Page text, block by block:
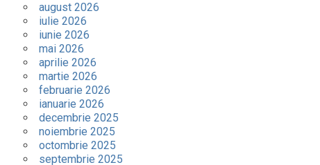
august 2026
iulie 2026
iunie 2026
mai 2026
aprilie 2026
martie 2026
februarie 2026
ianuarie 2026
decembrie 2025
noiembrie 2025
octombrie 2025
septembrie 2025